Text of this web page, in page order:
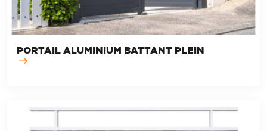
PORTAIL ALUMINIUM BATTANT PLEIN